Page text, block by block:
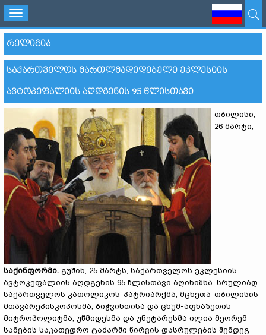
Toggle
navigation
ᲠᲔᲚᲘᲒᲘᲐ
ᲡᲐᲥᲐᲠᲗᲕᲔᲚᲝᲡ ᲛᲐᲠᲗᲚᲛᲐᲓᲘᲓᲔᲑᲔᲚᲘ ᲔᲙᲚᲔᲡᲘᲘᲡ
ᲐᲕᲢᲝᲙᲔᲤᲐᲚᲘᲘᲡ ᲐᲦᲓᲒᲔᲜᲘᲡ 95 ᲬᲚᲘᲡᲗᲐᲕᲘ
თბილისი,
26 მარტი,
საქინფორმი. გუშინ, 25 მარტს, საქართველოს ეკლესიის
ავტოკეფალიის აღდგენის 95 წლისთავი აღინიშნა. სრულიად
საქართველოს კათოლიკოს-პატრიარქმა, მცხეთა-თბილისის
მთავარეპისკოპოსმა, ბიჭვინთისა და ცხუმ-აფხაზეთის
მიტროპოლიტმა, უწმიდესმა და უნეტარესმა ილია მეორემ
სამების საკათედრო ტაძარში წირვის დასრულების შემდეგ